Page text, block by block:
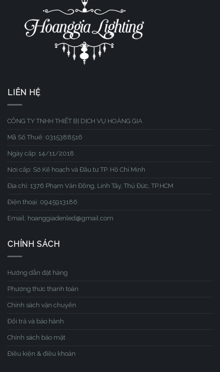
LIÊN HỆ
CÔNG TY TNHH THIẾT BỊ DỊCH VỤ HOÀNG GIA
Mã Số Thuế: 0315388516
Ngày cấp: 14/11/2018
Nơi cấp: Sở Kế hoạch và Đầu tư TP. Hồ Chí Minh
Địa chỉ: 1376 Phạm Văn Đồng, Linh Tây, Thủ Đức, TP.HCM
Điện thoại: 0945913186
Email: hoanggiadenled@gmail.com
CHÍNH SÁCH
Hướng dẫn đặt hàng
Phương thức thanh toán
Chính sách vận chuyển
Đổi trả và bảo hành
Chính sách bảo mật
Điều kiện & điều khoản